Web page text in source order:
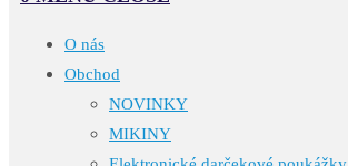
O nás
Obchod
NOVINKY
MIKINY